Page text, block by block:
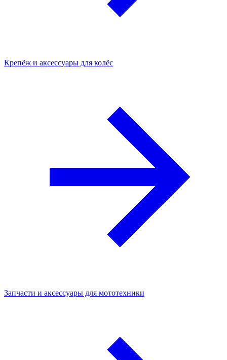
Крепёж и аксессуары для колёс
Запчасти и аксессуары для мототехники